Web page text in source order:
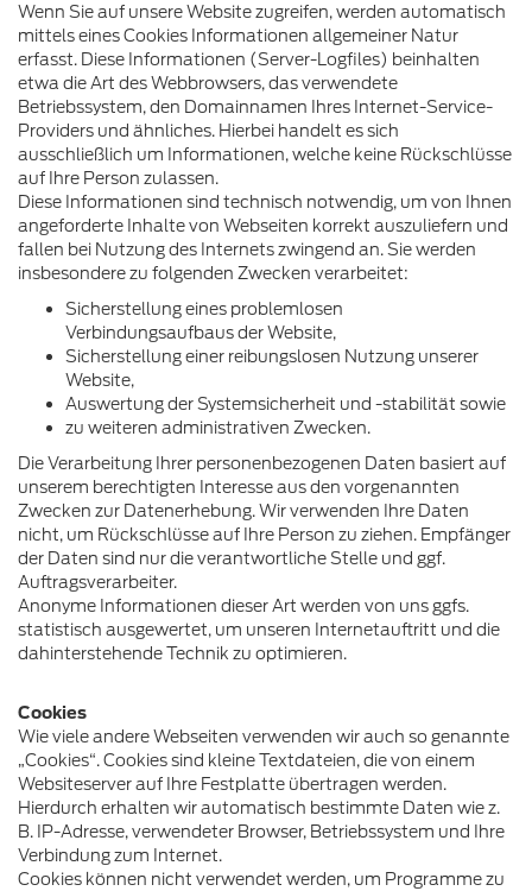
Wenn Sie auf unsere Website zugreifen, werden automatisch
mittels eines Cookies Informationen allgemeiner Natur
erfasst. Diese Informationen (Server-Logfiles) beinhalten
etwa die Art des Webbrowsers, das verwendete
Betriebssystem, den Domainnamen Ihres Internet-Service-
Providers und ähnliches. Hierbei handelt es sich
ausschließlich um Informationen, welche keine Rückschlüsse
auf Ihre Person zulassen.
Diese Informationen sind technisch notwendig, um von Ihnen
angeforderte Inhalte von Webseiten korrekt auszuliefern und
fallen bei Nutzung des Internets zwingend an. Sie werden
insbesondere zu folgenden Zwecken verarbeitet:
Sicherstellung eines problemlosen
Verbindungsaufbaus der Website,
Sicherstellung einer reibungslosen Nutzung unserer
Website,
Auswertung der Systemsicherheit und -stabilität sowie
zu weiteren administrativen Zwecken.
Die Verarbeitung Ihrer personenbezogenen Daten basiert auf
unserem berechtigten Interesse aus den vorgenannten
Zwecken zur Datenerhebung. Wir verwenden Ihre Daten
nicht, um Rückschlüsse auf Ihre Person zu ziehen. Empfänger
der Daten sind nur die verantwortliche Stelle und ggf.
Auftragsverarbeiter.
Anonyme Informationen dieser Art werden von uns ggfs.
statistisch ausgewertet, um unseren Internetauftritt und die
dahinterstehende Technik zu optimieren.
Cookies
Wie viele andere Webseiten verwenden wir auch so genannte
„Cookies“. Cookies sind kleine Textdateien, die von einem
Websiteserver auf Ihre Festplatte übertragen werden.
Hierdurch erhalten wir automatisch bestimmte Daten wie z.
B. IP-Adresse, verwendeter Browser, Betriebssystem und Ihre
Verbindung zum Internet.
Cookies können nicht verwendet werden, um Programme zu